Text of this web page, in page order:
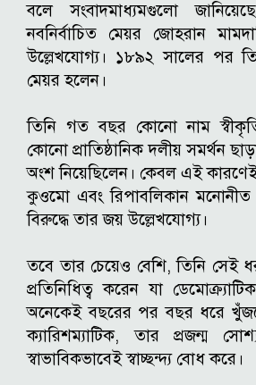
বলে সংবাদমাধ্যমগুলো
নবনির্বাচিত মেয়র জোহরান
উল্লেখযোগ্য। ১৮৯২ সালের পর
মেয়র হলেন।
তিনি গত বছর কোনো নাম
কোনো প্রাতিষ্ঠানিক দলীয় সমর্থন
অংশ নিয়েছিলেন। কেবল এই কারণেই
কুওমো এবং রিপাবলিকান মনোনীত
বিরুদ্ধে তার জয় উল্লেখযোগ্য।
তবে তার চেয়েও বেশি, তিনি সেই
প্রতিনিধিত্ব করেন যা
অনেকেই বছরের পর বছর ধরে
ক্যারিশম্যাটিক, তার প্রজন্ম
স্বাভাবিকভাবেই স্বাচ্ছন্দ্য বোধ করে।